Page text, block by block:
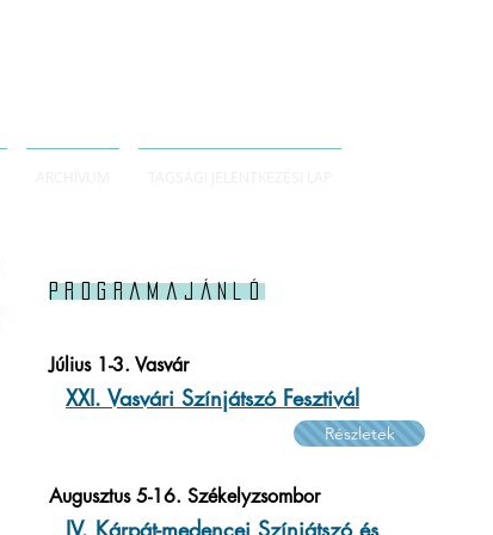
Programajánló
Július 1-3. Vasvár
XXI. Vasvári Színjátszó Fesztivál
Részletek
Augusztus 5-16. Székelyzsombor
IV. Kárpát-medencei Színjátszó és